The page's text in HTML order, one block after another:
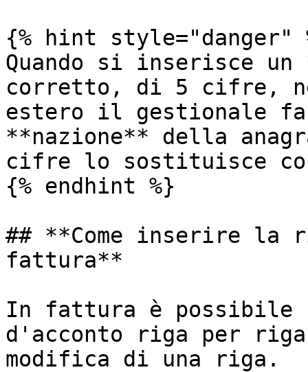
{% hint style="danger"
Quando si inserisce
corretto, di 5 cifre,
estero il gestionale
**nazione** della
cifre lo sostituisce
{% endhint %}
## **Come inserire la
fattura**
In fattura è possibile
d'acconto riga per
modifica di una riga.